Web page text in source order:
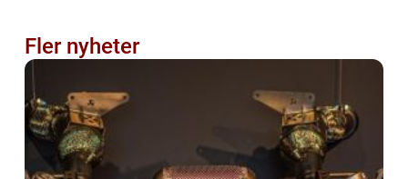
Fler nyheter